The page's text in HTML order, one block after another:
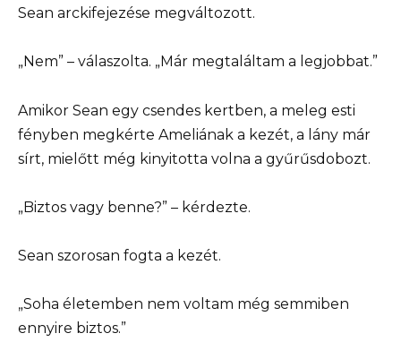
Sean arckifejezése megváltozott.
„Nem” – válaszolta. „Már megtaláltam a legjobbat.”
Amikor Sean egy csendes kertben, a meleg esti
fényben megkérte Ameliának a kezét, a lány már
sírt, mielőtt még kinyitotta volna a gyűrűsdobozt.
„Biztos vagy benne?” – kérdezte.
Sean szorosan fogta a kezét.
„Soha életemben nem voltam még semmiben
ennyire biztos.”